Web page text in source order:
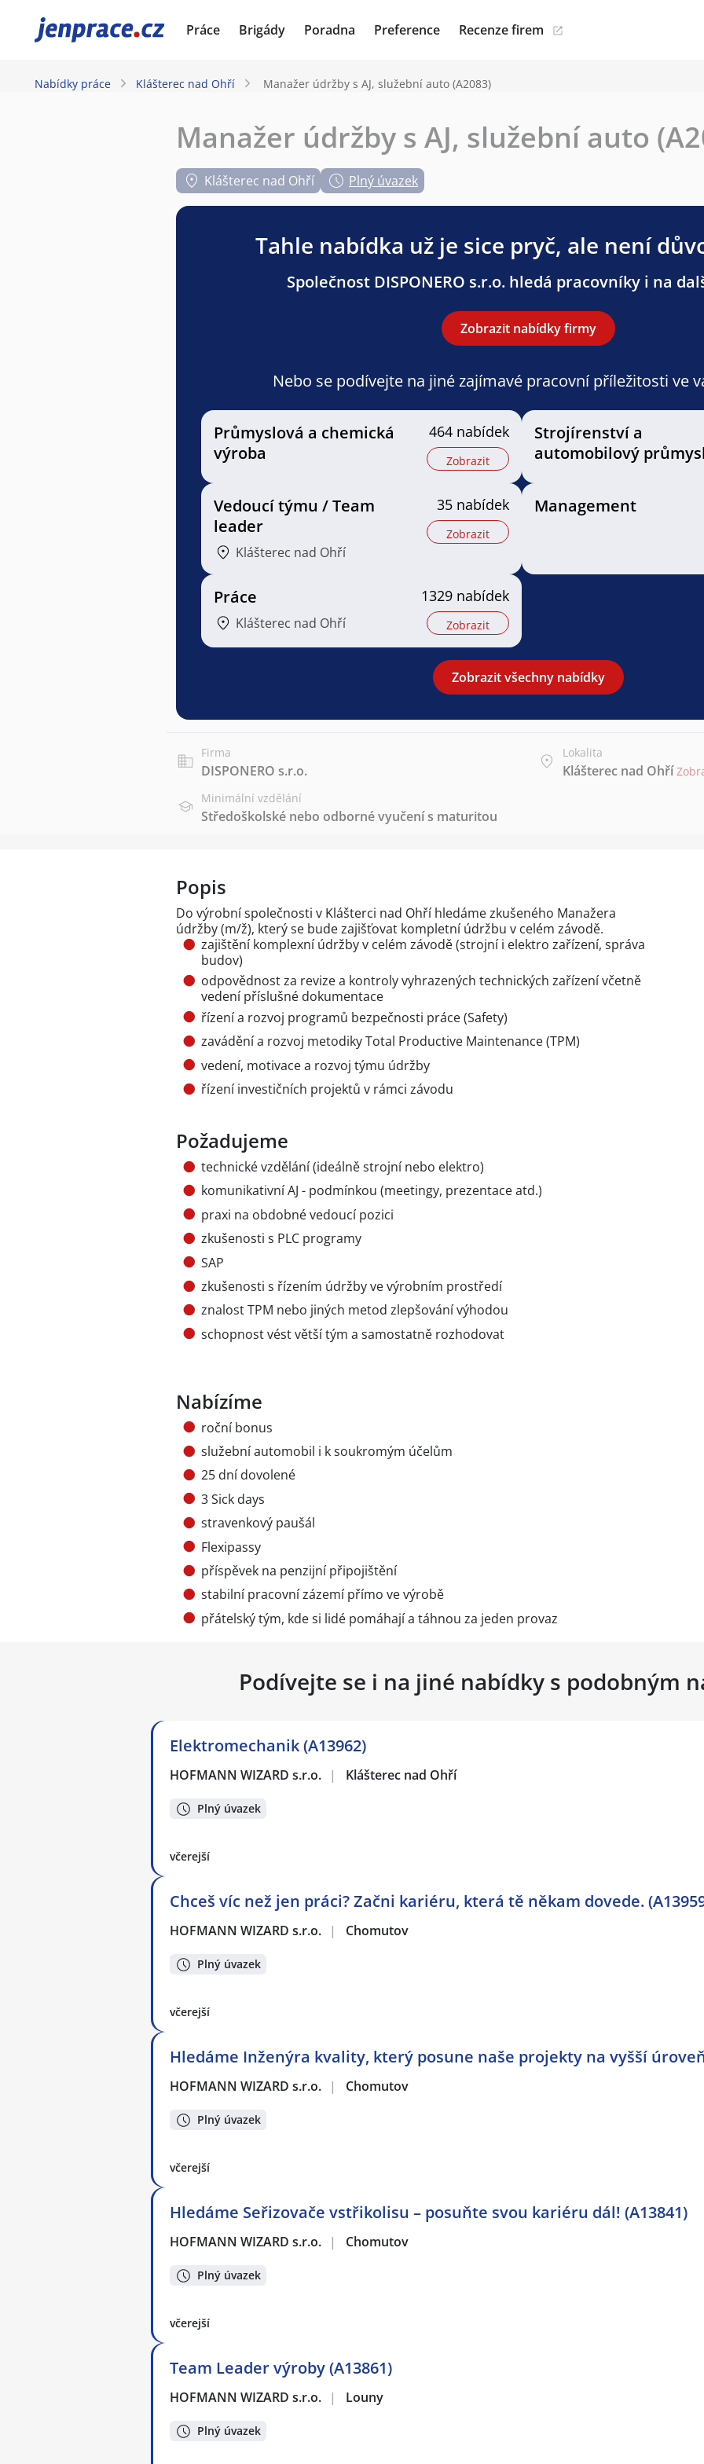
JenPráce.cz Práce Brigády Poradna Preference Recenze firem
Nabídky práce Klášterec nad Ohří Manažer údržby s AJ, služební auto (A2083)
Manažer údržby s AJ, služební auto
Klášterec nad Ohří Plný úvazek
Tahle nabídka už je sice pryč, ale není
Společnost DISPONERO s.r.o. hledá pracovníky i na
Zobrazit nabídky firmy
Nebo se podívejte na jiné zajímavé pracovní příležitosti ve
Průmyslová a chemická
výroba
464 nabídek
Zobrazit
Strojírenství a
automobilový průmysl
Vedoucí týmu / Team
leader
Klášterec nad Ohří
35 nabídek
Zobrazit
Management
Práce
Klášterec nad Ohří
1329 nabídek
Zobrazit
Zobrazit všechny nabídky
Firma
DISPONERO s.r.o.
Lokalita
Klášterec nad Ohří
Minimální vzdělání
Středoškolské nebo odborné vyučení s maturitou
Popis
Do výrobní společnosti v Klášterci nad Ohří hledáme zkušeného Manažera
údržby (m/ž), který se bude zajišťovat kompletní údržbu v celém závodě.
zajištění komplexní údržby v celém závodě (strojní i elektro zařízení, správa
budov)
odpovědnost za revize a kontroly vyhrazených technických zařízení včetně
vedení příslušné dokumentace
řízení a rozvoj programů bezpečnosti práce (Safety)
zavádění a rozvoj metodiky Total Productive Maintenance (TPM)
vedení, motivace a rozvoj týmu údržby
řízení investičních projektů v rámci závodu
Požadujeme
technické vzdělání (ideálně strojní nebo elektro)
komunikativní AJ - podmínkou (meetingy, prezentace atd.)
praxi na obdobné vedoucí pozici
zkušenosti s PLC programy
SAP
zkušenosti s řízením údržby ve výrobním prostředí
znalost TPM nebo jiných metod zlepšování výhodou
schopnost vést větší tým a samostatně rozhodovat
Nabízíme
roční bonus
služební automobil i k soukromým účelům
25 dní dovolené
3 Sick days
stravenkový paušál
Flexipassy
příspěvek na penzijní připojištění
stabilní pracovní zázemí přímo ve výrobě
přátelský tým, kde si lidé pomáhají a táhnou za jeden provaz
Podívejte se i na jiné nabídky s podobným
Elektromechanik (A13962)
HOFMANN WIZARD s.r.o. | Klášterec nad Ohří
Plný úvazek
včerejší
Chceš víc než jen práci? Začni kariéru, která tě někam dovede.
HOFMANN WIZARD s.r.o. | Chomutov
Plný úvazek
včerejší
Hledáme Inženýra kvality, který posune naše projekty na vyšší úroveň
HOFMANN WIZARD s.r.o. | Chomutov
Plný úvazek
včerejší
Hledáme Seřizovače vstřikolisu – posuňte svou kariéru dál! (A13841)
HOFMANN WIZARD s.r.o. | Chomutov
Plný úvazek
včerejší
Team Leader výroby (A13861)
HOFMANN WIZARD s.r.o. | Louny
Plný úvazek